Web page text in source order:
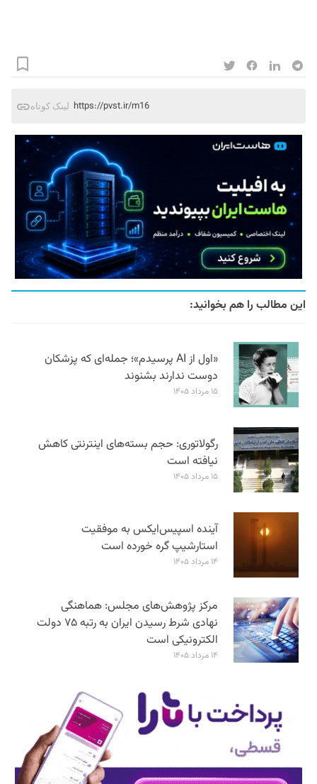
لینک کوتاه https://pvst.ir/m16
این مطالب را هم بخوانید:
«اول از AI پرسیدم»؛ جمله‌ای که پزشکان
دوست ندارند بشنوند
۱۵ مرداد ۱۴۰۵
رگولاتوری: حجم بسته‌های اینترنتی کاهش
نیافته است
۱۵ مرداد ۱۴۰۵
آینده اسپیس‌ایکس به موفقیت
استارشیپ گره خورده است
۱۴ مرداد ۱۴۰۵
مرکز پژوهش‌های مجلس: هماهنگی
نهادی شرط رسیدن ایران به رتبه ۷۵ دولت
الکترونیکی است
۱۴ مرداد ۱۴۰۵